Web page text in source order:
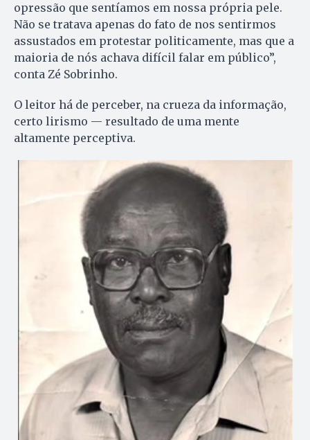
opressão que sentíamos em nossa própria pele.
Não se tratava apenas do fato de nos sentirmos
assustados em protestar politicamente, mas que a
maioria de nós achava difícil falar em público”,
conta Zé Sobrinho.
O leitor há de perceber, na crueza da informação,
certo lirismo — resultado de uma mente
altamente perceptiva.